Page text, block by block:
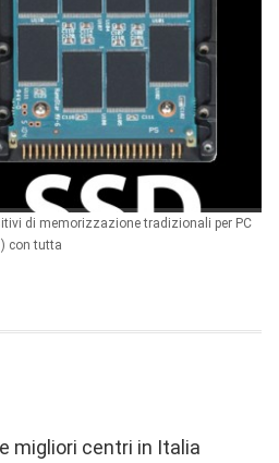
di memorizzazione tradizionali per PC
con tutta
migliori centri in Italia